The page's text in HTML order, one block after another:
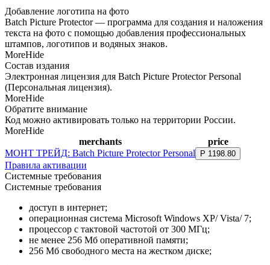
Добавление логотипа на фото
Batch Picture Protector — программа для создания и наложения
текста на фото с помощью добавления профессиональных
штампов, логотипов и водяных знаков.
MoreHide
Состав издания
Электронная лицензия для Batch Picture Protector Personal
(Персональная лицензия).
MoreHide
Обратите внимание
Код можно активировать только на территории России.
MoreHide
merchants
price
МОНТ ТРЕЙД: Batch Picture Protector Personal
Р 1198 80
Правила активации
Системные требования
Системные требования
доступ в интернет;
операционная система Microsoft Windows XP/ Vista/ 7;
процессор с тактовой частотой от 300 МГц;
не менее 256 Мб оперативной памяти;
256 Мб свободного места на жестком диске;